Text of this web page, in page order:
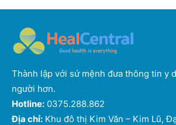
Thành lập với sứ mệnh đưa thông tin y
người hơn.
Hotline: 0375.288.862
Địa chỉ: Khu đô thị Kim Văn – Kim Lũ,